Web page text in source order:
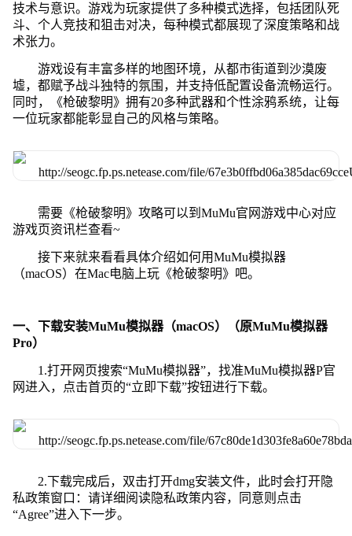
技术与意识。游戏为玩家提供了多种模式选择，包括团队死
斗、个人竞技和狙击对决，每种模式都展现了深度策略和战
术张力。
游戏设有丰富多样的地图环境，从都市街道到沙漠废
墟，都赋予战斗独特的氛围，并支持低配置设备流畅运行。
同时，《枪破黎明》拥有20多种武器和个性涂鸦系统，让每
一位玩家都能彰显自己的风格与策略。
需要《枪破黎明》攻略可以到MuMu官网游戏中心对应
游戏页资讯栏查看~
接下来就来看看具体介绍如何用MuMu模拟器
（macOS）在Mac电脑上玩《枪破黎明》吧。
一、下载安装MuMu模拟器（macOS）（原MuMu模拟器
Pro）
1.打开网页搜索“MuMu模拟器”，找准MuMu模拟器P官
网进入，点击首页的“立即下载”按钮进行下载。
2.下载完成后，双击打开dmg安装文件，此时会打开隐
私政策窗口：请详细阅读隐私政策内容，同意则点击
“Agree”进入下一步。